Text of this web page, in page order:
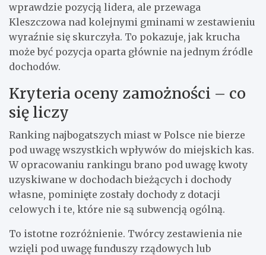
wprawdzie pozycją lidera, ale przewaga
Kleszczowa nad kolejnymi gminami w zestawieniu
wyraźnie się skurczyła. To pokazuje, jak krucha
może być pozycja oparta głównie na jednym źródle
dochodów.
Kryteria oceny zamożności – co
się liczy
Ranking najbogatszych miast w Polsce nie bierze
pod uwagę wszystkich wpływów do miejskich kas.
W opracowaniu rankingu brano pod uwagę kwoty
uzyskiwane w dochodach bieżących i dochody
własne, pominięte zostały dochody z dotacji
celowych i te, które nie są subwencją ogólną.
To istotne rozróżnienie. Twórcy zestawienia nie
wzięli pod uwagę funduszy rządowych lub